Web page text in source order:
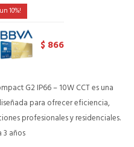
10
$ 866
G2 IP66 – 10W CCT es una
para ofrecer eficiencia,
profesionales y residenciales.
3 años